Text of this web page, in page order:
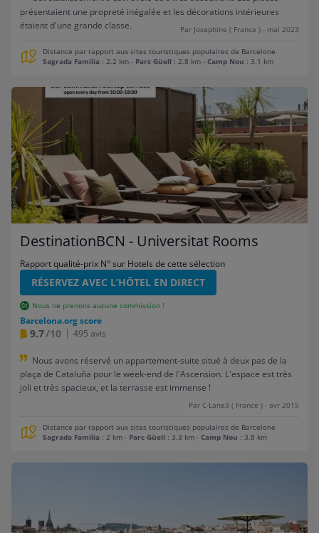
présentaient une propreté inégalée et les décorations intérieures
étaient d'une grande classe.
Par Josephine ( France ) - mai 2023
Distance par rapport aux sites touristiques populaires de Barcelone
Sagrada Familia : 2.2 km - Parc Güell : 2.8 km - Camp Nou : 3.1 km
DestinationBCN - Universitat Rooms
Rapport qualité-prix N° sur Hotels de cette sélection
RÉSERVEZ AVEC L’HÔTEL EN DIRECT
Nous ne prenons aucune commission !
Barcelona.org score
9.7/10 495 avis
Nous avons réservé un appartement-suite situé à deux pas de la
plaça de Cataluña pour le week-end de l'Ascension. L'espace est très
joli et très spacieux, et la terrasse est immense !
Par C-Lane3 ( France ) - avr 2015
Distance par rapport aux sites touristiques populaires de Barcelone
Sagrada Familia : 2 km - Parc Güell : 3.3 km - Camp Nou : 3.8 km